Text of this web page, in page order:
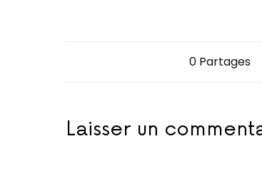
0 Partages
Laisser un